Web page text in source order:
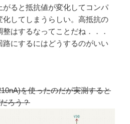
ると抵抗値が変化してコンパ
化してしまうらしい。高抵抗の
はするなってことだね．．．
にするにはどうするのがいい
を使ったのだが実測すると
ろう？